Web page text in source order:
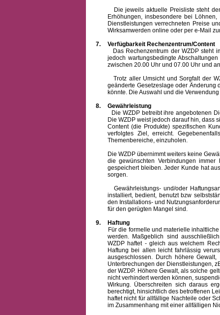
Die jeweils aktuelle Preisliste steht dem
Erhöhungen, insbesondere bei
Dienstleistungen verrechneten Preise
Wirksamwerden online oder per e-Mail
7.
Verfügbarkeit Rechenzentrum/Content
Das Rechenzentrum der WZDP steht im
jedoch wartungsbedingte
zwischen 20.00 Uhr und 07.00 Uhr und
Trotz aller Umsicht und Sorgfalt der
geänderte Gesetzeslage oder Änderung
könnte. Die Auswahl und die
8.
Gewährleistung
Die WZDP betreibt ihre angebotenen
Die WZDP weist jedoch darauf hin, dass
Content (die Produkte) spezifischen
verfolgtes Ziel, erreicht.
Themenbereiche, einzuholen.
Die WZDP übernimmt weiters keine
die gewünschten Verbindungen
gespeichert bleiben. Jeder Kunde hat
sorgen.
Gewährleistungs- und/oder
installiert, bedient, benutzt bzw
den Installations- und
für den gerügten Mangel sind.
9.
Haftung
Für die formelle und materielle
werden. Maßgeblich sind
WZDP haftet - gleich aus welchem
Haftung bei allen leicht fahrlässig
ausgeschlossen. Durch höhere
Unterbrechungen der Dienstleistungen,
der WZDP. Höhere Gewalt, als solche
nicht verhindert werden können,
Wirkung. Überschreiten sich daraus
berechtigt, hinsichtlich des betroffenen
haftet nicht für allfällige Nachteile oder
im Zusammenhang mit einer allfälligen